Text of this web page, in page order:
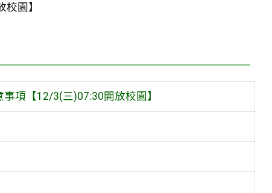
園】
項【12/3(三)07:30開放校園】